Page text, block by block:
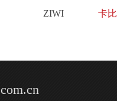
ZIWI 卡比